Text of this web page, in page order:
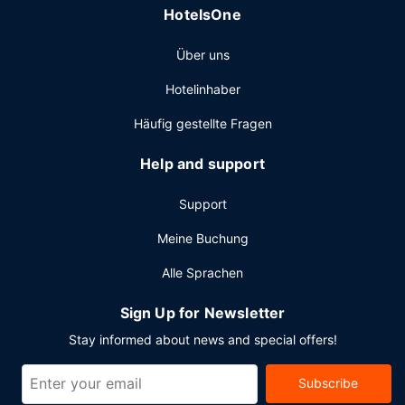
ohne Service (kostenlos).HotelsOne
Über uns
Hotelinhaber
Häufig gestellte Fragen
Help and support
Support
Meine Buchung
Alle Sprachen
Sign Up for Newsletter
Stay informed about news and special offers!
Subscribe